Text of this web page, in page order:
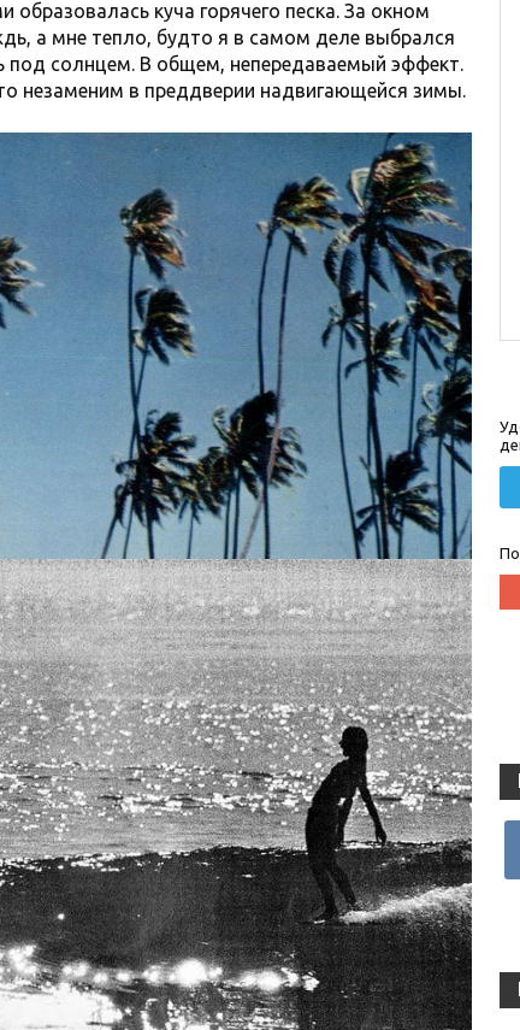
образовалась куча горячего песка. За окном
а мне тепло, будто я в самом деле выбрался
под солнцем. В общем, непередаваемый эффект.
незаменим в преддверии надвигающейся зимы.